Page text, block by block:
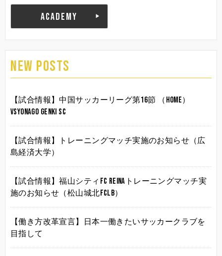
ACADEMY
NEW POSTS
【試合情報】中国サッカーリーグ第16節 （HOME）
vsYonago Genki SC
【試合情報】トレーニングマッチ実施のお知らせ（広
島経済大学）
【試合情報】福山シティFC Reinaトレーニングマッチ実
施のお知らせ（松山城北FCLB）
【働き方改革宣言】日本一働きたいサッカークラブを
目指して